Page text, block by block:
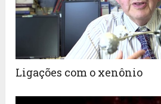
Ligações com o xenônio